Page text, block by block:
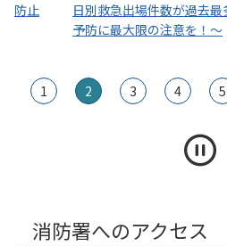
中症 「救急車ひっ迫アラート
1 2 3 4 5
消防署へのアクセス